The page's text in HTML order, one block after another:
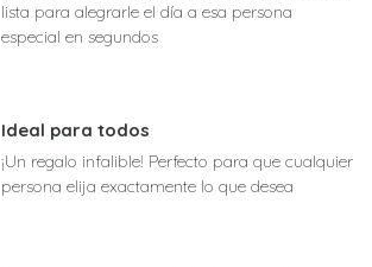
lista para alegrarle el día a esa persona
especial en segundos
Ideal para todos
¡Un regalo infalible! Perfecto para que cualquier
persona elija exactamente lo que desea